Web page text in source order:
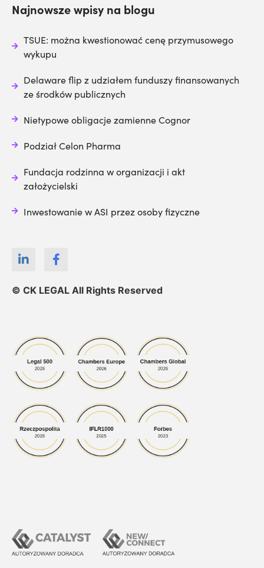
© CK LEGAL All Rights Reserved
Najnowsze wpisy na blogu
TSUE: można kwestionować cenę przymusowego
wykupu
Delaware flip z udziałem funduszy finansowanych
ze środków publicznych
Nietypowe obligacje zamienne Cognor
Podział Celon Pharma
Fundacja rodzinna w organizacji i akt
założycielski
Inwestowanie w ASI przez osoby fizyczne